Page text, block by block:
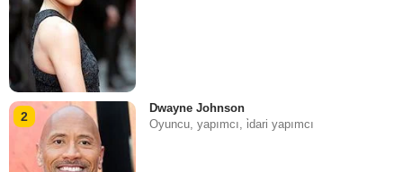
2
Dwayne Johnson
Oyuncu, yapımcı, i̇dari yapımcı